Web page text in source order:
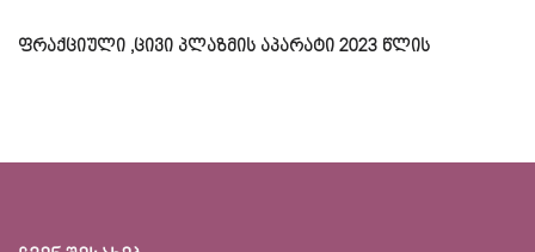
ფრაქციული ,ცივი პლაზმის აპარატი 2023 წლის